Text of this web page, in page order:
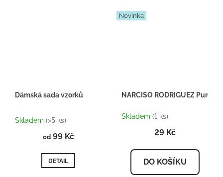
Dámská sada vzorků
hodnocení
je
z
5
Skladem (>5 ks)
od99 Kč
DETAIL
Novinka
NARCISO RODRIGUEZ Pure
Skladem (1 ks)
29 Kč
DO KOŠÍKU